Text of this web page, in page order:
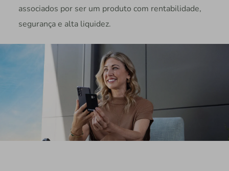
associados por ser um produto com rentabilidade,
segurança e alta liquidez.